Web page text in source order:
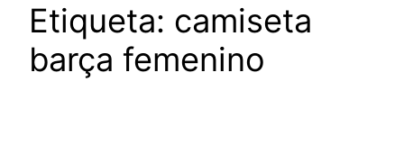
Etiqueta: camiseta
barça femenino